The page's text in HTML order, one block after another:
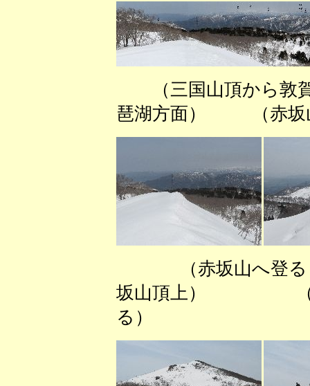
（三国山頂から敦
琶湖方面） （赤坂
（赤坂山
坂山頂上） （赤
る）